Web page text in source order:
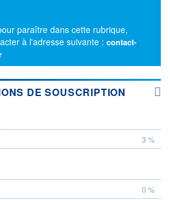
paraître dans cette rubrique,
à l'adresse suivante : contact-
DE SOUSCRIPTION
3 %
0 %